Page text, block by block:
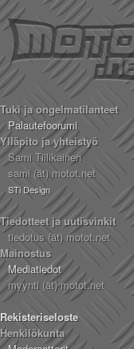
Tuki ja ongelmatilanteet
Palautefoorumi
Ylläpito ja yhteistyö
Sami Tiilikainen
sami (ät) motot.net
STi Design
Tiedotteet ja uutisvinkit
tiedotus (ät) motot.net
Mainostus
Mediatiedot
myynti (ät) motot.net
Rekisteriseloste
Henkilökunta